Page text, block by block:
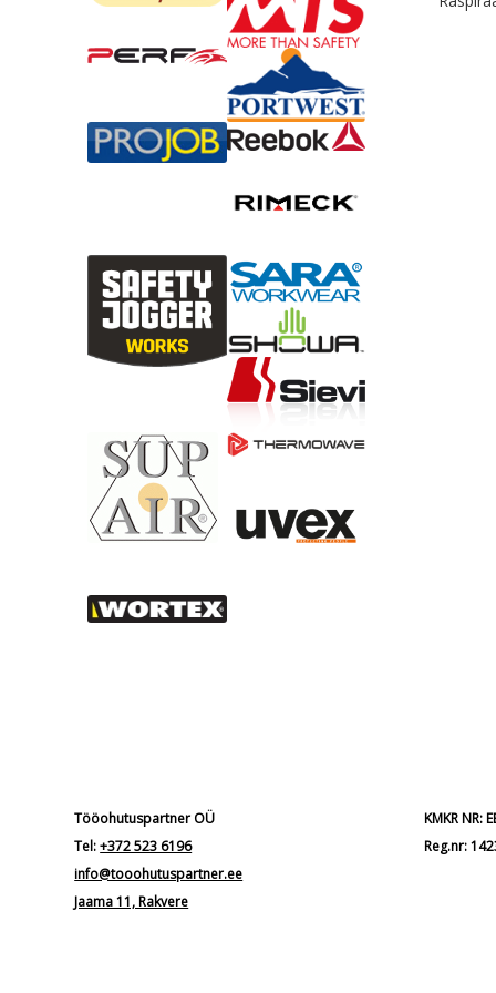
Tööohutuspartner OÜ
Tel:+372 523 6196
info@tooohutuspartner.ee
Jaama 11, Rakvere
KMKR NR:
Reg.nr: